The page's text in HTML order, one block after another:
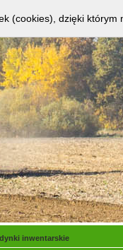
inwentarskie
(cookies), dzięki którym